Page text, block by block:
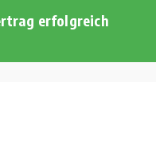
erfolgreich